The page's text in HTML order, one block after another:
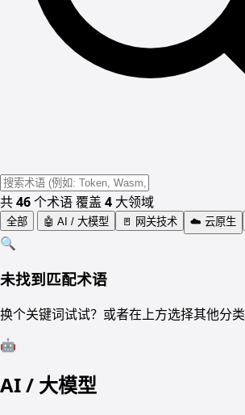
共46个术语覆盖 4 大领域
全部 🤖 AI / 大模型 🚪 网关技术 ☁️ 云原生
🔍
未找到匹配术语
换个关键词试试？或者在上方选择其他分类
🤖
AI / 大模型